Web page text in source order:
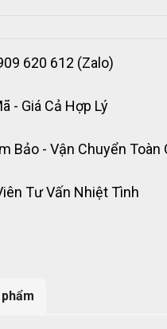
620 612 (Zalo)
- Giá Cả Hợp Lý
Bảo - Vận Chuyển Toàn
Tư Vấn Nhiệt Tình